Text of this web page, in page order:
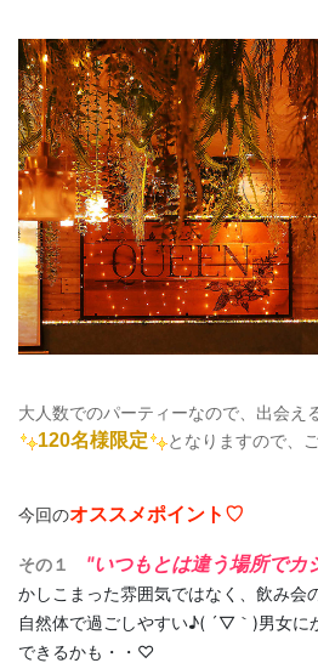
大人数でのパーティーなので、出会え
120名様限定
となりますので、
今回のオススメポイント♡
その１ "いつもとは違う場所でカ
かしこまった雰囲気ではなく、飲み会
自然体で過ごしやすい♪( ´▽｀)男女に
できるかも・・♡